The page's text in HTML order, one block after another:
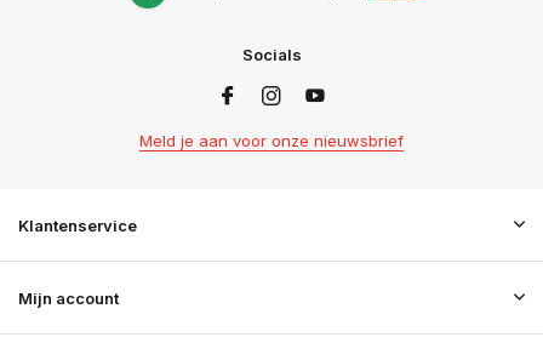
Socials
Meld je aan voor onze nieuwsbrief
Klantenservice
Mijn account